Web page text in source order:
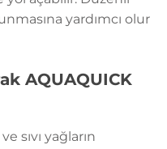
yardımcı olur
AQUAQUICK
sıvı yağların